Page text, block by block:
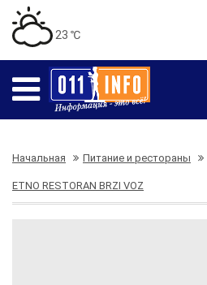
23 ℃
Начальная Питание и рестораны
ETNO RESTORAN BRZI VOZ